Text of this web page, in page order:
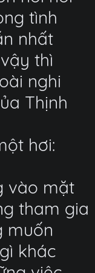
tình
nhất
thì
nghi
Thịnh
hơi:
vào mặt
tham gia
muốn
khác